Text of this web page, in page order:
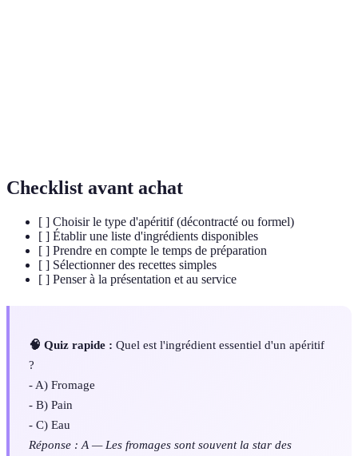
Checklist avant achat
[ ] Choisir le type d'apéritif (décontracté ou formel)
[ ] Établir une liste d'ingrédients disponibles
[ ] Prendre en compte le temps de préparation
[ ] Sélectionner des recettes simples
[ ] Penser à la présentation et au service
🧠 Quiz rapide : Quel est l'ingrédient essentiel d'un apéritif
?
- A) Fromage
- B) Pain
- C) Eau
Réponse : A — Les fromages sont souvent la star des